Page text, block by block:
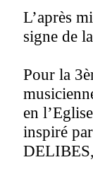
L’après
signe de
Pour la
en
inspiré